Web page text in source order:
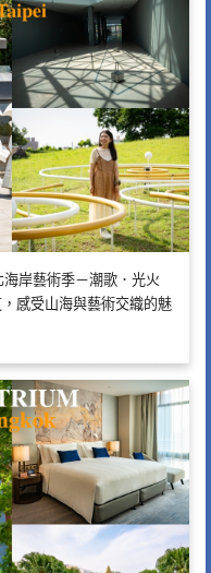
岸藝術季－潮歌．光火
感受山海與藝術交織的魅